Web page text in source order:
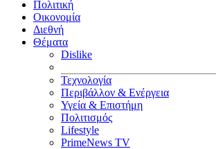
Πολιτική
Οικονομία
Διεθνή
Θέματα
Dislike
Τεχνολογία
Περιβάλλον & Ενέργεια
Υγεία & Επιστήμη
Πολιτισμός
Lifestyle
PrimeNews TV